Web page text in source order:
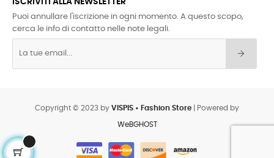
Puoi annullare l'iscrizione in ogni momento. A questo scopo,
cerca le info di contatto nelle note legali.
Copyright © 2023 by VISPIS • Fashion Store | Powered by
WeBGHOST